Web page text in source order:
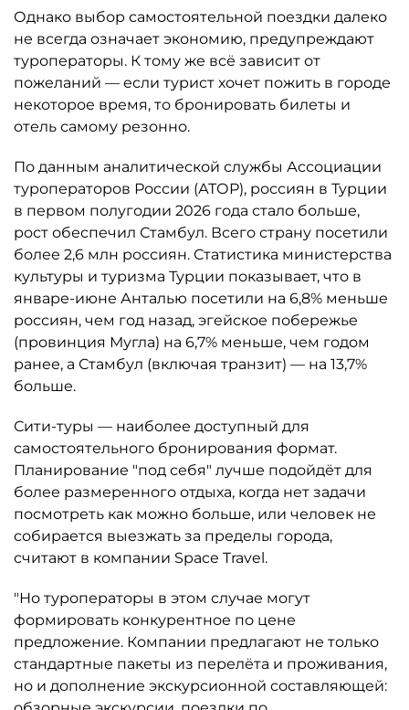
Однако выбор самостоятельной поездки далеко
не всегда означает экономию, предупреждают
туроператоры. К тому же всё зависит от
пожеланий — если турист хочет пожить в городе
некоторое время, то бронировать билеты и
отель самому резонно.
По данным аналитической службы Ассоциации
туроператоров России (АТОР), россиян в Турции
в первом полугодии 2026 года стало больше,
рост обеспечил Стамбул. Всего страну посетили
более 2,6 млн россиян. Статистика министерства
культуры и туризма Турции показывает, что в
январе-июне Анталью посетили на 6,8% меньше
россиян, чем год назад, эгейское побережье
(провинция Мугла) на 6,7% меньше, чем годом
ранее, а Стамбул (включая транзит) — на 13,7%
больше.
Сити-туры — наиболее доступный для
самостоятельного бронирования формат.
Планирование "под себя" лучше подойдёт для
более размеренного отдыха, когда нет задачи
посмотреть как можно больше, или человек не
собирается выезжать за пределы города,
считают в компании Space Travel.
"Но туроператоры в этом случае могут
формировать конкурентное по цене
предложение. Компании предлагают не только
стандартные пакеты из перелёта и проживания,
но и дополнение экскурсионной составляющей: